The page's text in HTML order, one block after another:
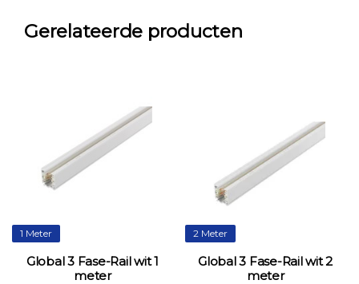
Gerelateerde producten
1 Meter
Global 3 Fase-Rail wit 1
meter
2 Meter
Global 3 Fase-Rail wit 2
meter